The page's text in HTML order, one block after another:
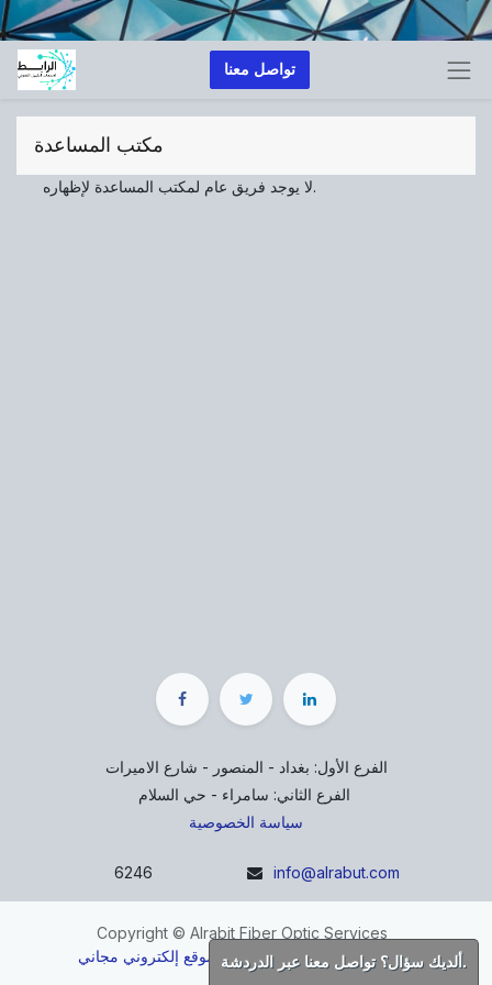
تواصل معنا
مكتب المساعدة
لا يوجد فريق عام لمكتب المساعدة لإظهاره.
الفرع الأول: بغداد - المنصور - شارع الاميرات
سياسة الخصوصية
6246 info@alrabut.com
Copyright © Alrabit Fiber Optic Services
مشغل بواسطة
- إنشاء موقع إلكتروني مجاني ألديك سؤال؟ تواصل معنا عبر الدردشة.